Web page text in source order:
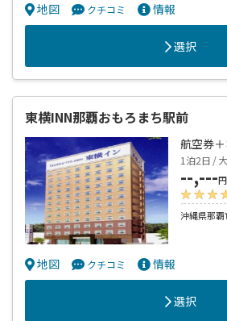
地図 クチコミ 情報
選択
東横INN那覇おもろまち駅前
航空券
1泊2日 /
--,---
沖縄県那
地図 クチコミ 情報
選択